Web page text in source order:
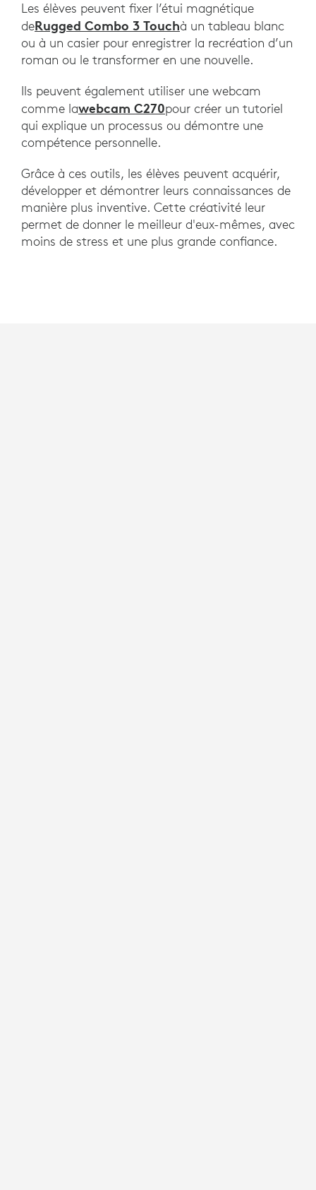
Les élèves peuvent fixer l’étui magnétique
deRugged Combo 3 Touchà un tableau blanc
ou à un casier pour enregistrer la recréation d’un
roman ou le transformer en une nouvelle.
Ils peuvent également utiliser une webcam
comme lawebcam C270pour créer un tutoriel
qui explique un processus ou démontre une
compétence personnelle.
Grâce à ces outils, les élèves peuvent acquérir,
développer et démontrer leurs connaissances de
manière plus inventive. ​​Cette créativité leur
permet de donner le meilleur d'eux-mêmes, avec
moins de stress et une plus grande confiance.